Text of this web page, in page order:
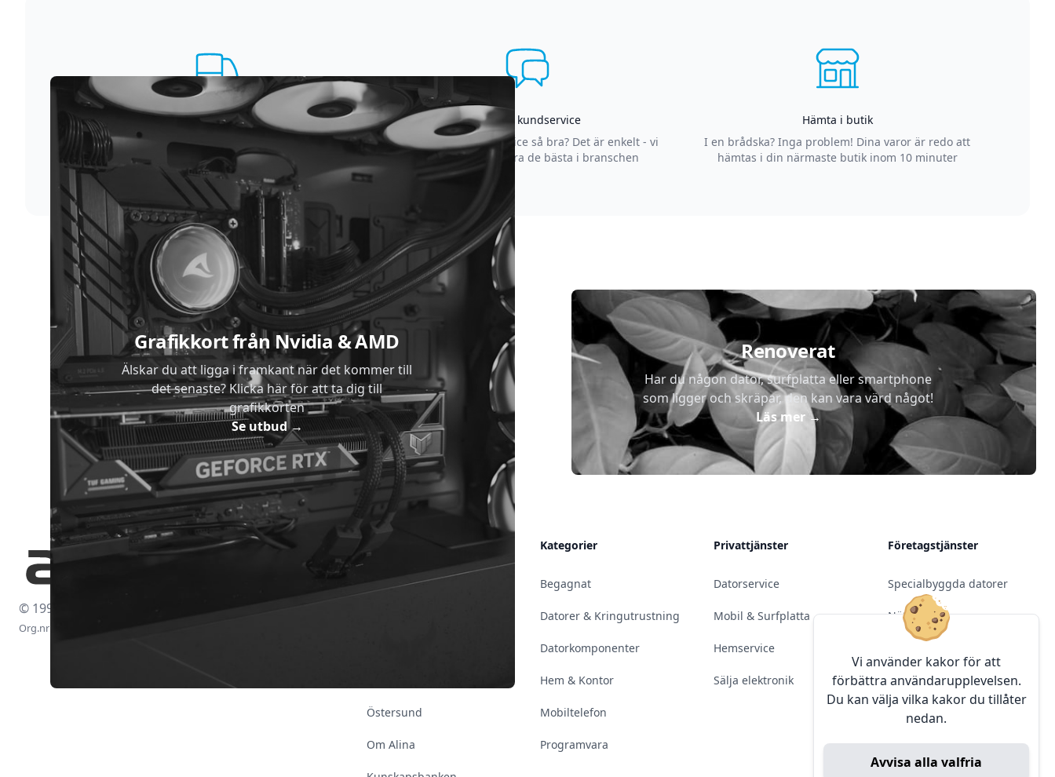
Supersnabb leverans
Vi förstår att du inte vill vänta. Därför packar och
skickar vi dina varor med blixtens hastighet
Asgrym kundservice
Varför är vår kundservice så bra? Det är enkelt - vi
strävar efter att vara de bästa i branschen
Hämta i butik
I en brådska? Inga problem! Dina varor är redo att
hämtas i din närmaste butik inom 10 minuter
Vi använder kakor för att
förbättra användarupplevelsen.
Du kan välja vilka kakor du tillåter
nedan.
Avvisa alla valfria
Grafikkort från Nvidia & AMD
Älskar du att ligga i framkant när det kommer till
det senaste? Klicka här för att ta dig till
grafikkorten
Se utbud→
Renoverat
Har du någon dator, surfplatta eller smartphone
som ligger och skräpar, den kan vara värd något!
Läs mer→
© 1997-2026
Org.nr: 556438-4260
Kontakt & Öppettider
Östersund
Om Alina
Kategorier
Begagnat
Datorer & Kringutrustning
Datorkomponenter
Hem & Kontor
Mobiltelefon
Programvara
Privattjänster
Datorservice
Mobil & Surfplatta
Hemservice
Sälja elektronik
Företagstjänster
Specialbyggda datorer
Nätverk
Programvara
Server & Backup
Konferens & Public Display